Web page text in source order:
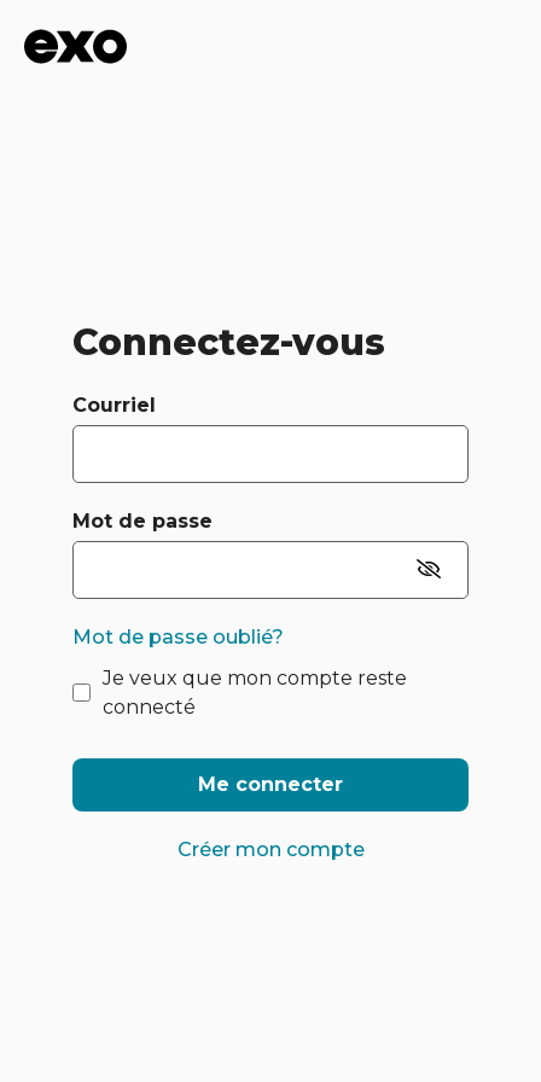
Connectez-vous
Courriel
Mot de passe
Mot de passe oublié?
Je veux que mon compte reste
connecté
Me connecter
Créer mon compte